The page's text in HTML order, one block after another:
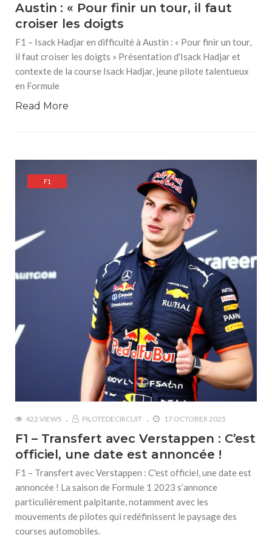
Austin : « Pour finir un tour, il faut
croiser les doigts
F1 – Isack Hadjar en difficulté à Austin : « Pour finir un tour,
il faut croiser les doigts » Présentation d'Isack Hadjar et
contexte de la course Isack Hadjar, jeune pilote talentueux
en Formule
Read More
F1
422 VIEWS PILOTEDECIRCUIT 17 OCTOBER 2025
F1 – Transfert avec Verstappen : C’est
officiel, une date est annoncée !
F1 – Transfert avec Verstappen : C'est officiel, une date est
annoncée ! La saison de Formule 1 2023 s’annonce
particulièrement palpitante, notamment avec les
mouvements de pilotes qui redéfinissent le paysage des
courses automobiles.